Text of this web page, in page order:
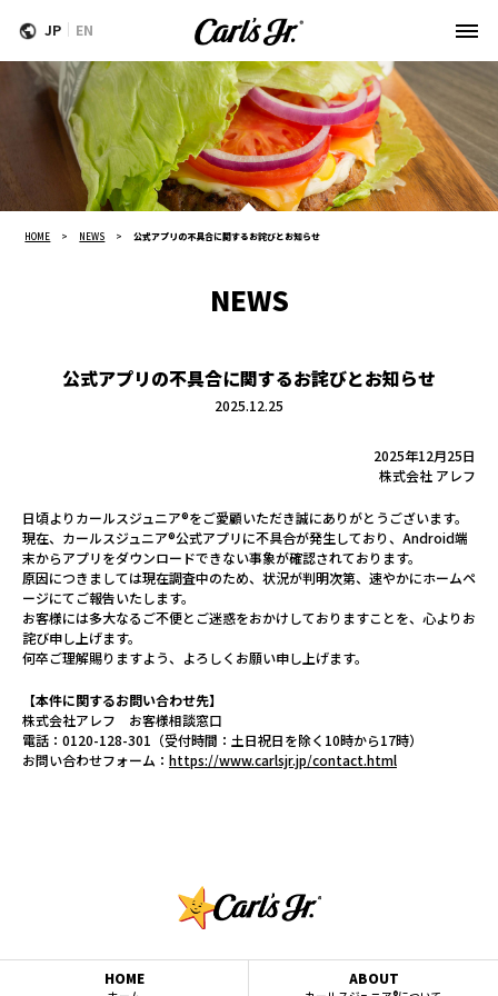
JP EN
NEWS
HOME NEWS 公式アプリの不具合に関するお詫びとお知らせ
公式アプリの不具合に関するお詫びとお知らせ
2025.12.25
2025年12月25日
株式会社 アレフ
日頃よりカールスジュニア®をご愛顧いただき誠にありがとうございます。
現在、カールスジュニア®公式アプリに不具合が発生しており、Android端
末からアプリをダウンロードできない事象が確認されております。
原因につきましては現在調査中のため、状況が判明次第、速やかにホームペ
ージにてご報告いたします。
お客様には多大なるご不便とご迷惑をおかけしておりますことを、心よりお
詫び申し上げます。
何卒ご理解賜りますよう、よろしくお願い申し上げます。
【本件に関するお問い合わせ先】
株式会社アレフ お客様相談窓口
電話：0120-128-301（受付時間：土日祝日を除く10時から17時）
お問い合わせフォーム： https://www.carlsjr.jp/contact.html
HOME ABOUT